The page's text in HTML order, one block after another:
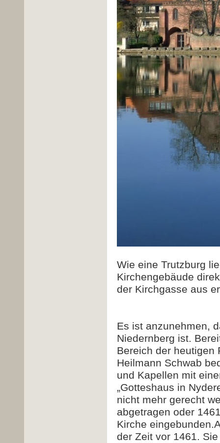
Wie eine Trutzburg
Kirchengebäude
der Kirchgasse aus
Es ist anzunehmen,
Niedernberg ist.
Bereich der heutigen
Heilmann Schwab
und Kapellen mit
„Gotteshaus in
nicht mehr gerecht
abgetragen oder
Kirche
der Zeit vor 1461.